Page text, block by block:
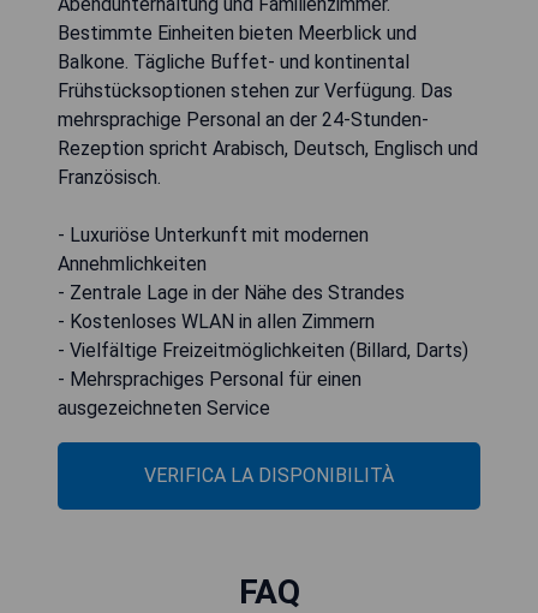
Bestimmte Einheiten bieten Meerblick und
Balkone. Tägliche Buffet- und kontinental
Frühstücksoptionen stehen zur Verfügung. Das
mehrsprachige Personal an der 24-Stunden-
Rezeption spricht Arabisch, Deutsch, Englisch und
Französisch.
- Luxuriöse Unterkunft mit modernen
Annehmlichkeiten
- Zentrale Lage in der Nähe des Strandes
- Kostenloses WLAN in allen Zimmern
- Vielfältige Freizeitmöglichkeiten (Billard, Darts)
- Mehrsprachiges Personal für einen
ausgezeichneten Service
VERIFICA LA DISPONIBILITÀ
FAQ